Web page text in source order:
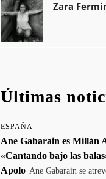
Zara
Últimas
ESPAÑA
Ane Gabarain es Millán
«Cantando bajo las
Apolo Ane Gabarain se